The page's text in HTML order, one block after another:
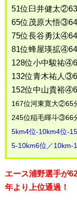
51位臼井健太
65位茂原大悟
75位長谷勇汰
81位蜂屋瑛拡
128位小中駿祐
132位青木祐人
152位中山貴裕
167位河東寛大②65
245位稲毛暉斗③66
5km4位-10km4位-
5-10km6位／10km-
エース浦野選手が
年より上位通過！